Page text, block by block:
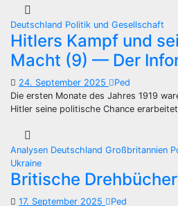
Deutschland Politik und Gesellschaft
Hitlers Kampf und
Macht (9) — Der
24. September 2025
Ped
Die ersten Monate des Jahres 1919
Hitler seine politische Chance
Analysen Deutschland Großbritannien
Ukraine
Britische Drehbücher
17. September 2025
Ped